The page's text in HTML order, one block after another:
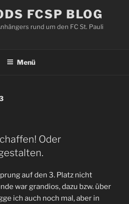
FCSP BLOG
rund um den FC St. Pauli
Menü
Oder
auf den 3. Platz nicht
war grandios, dazu bzw. über
ich auch noch mal, aber in